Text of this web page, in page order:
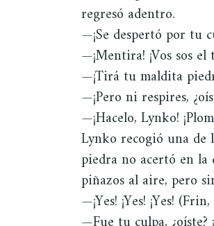
regresó adentro.
—¡Se despertó por tu
—¡Mentira! ¡Vos sos
—¡Tirá tu maldita
—¡Pero ni respires,
—¡Hacelo, Lynko!
Lynko recogió una de
piedra no acertó en la
piñazos al aire, pero
—¡Yes! ¡Yes! ¡Yes!